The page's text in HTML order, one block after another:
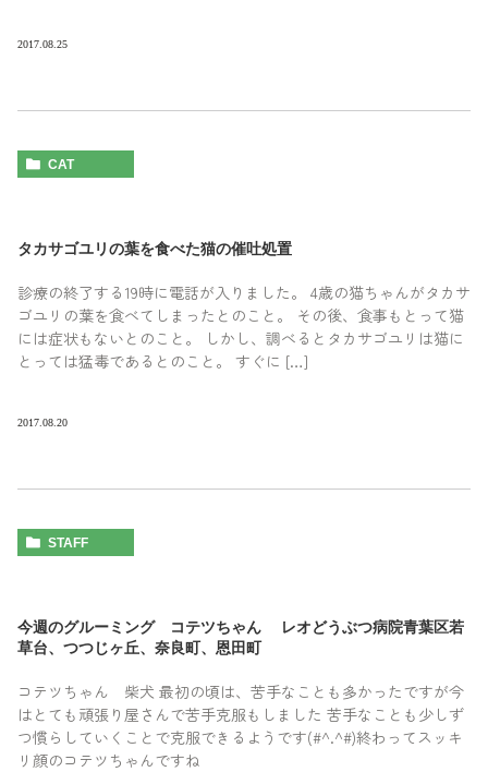
2017.08.25
CAT
タカサゴユリの葉を食べた猫の催吐処置
診療の終了する19時に電話が入りました。 4歳の猫ちゃんがタカサ
ゴユリの葉を食べてしまったとのこと。 その後、食事もとって猫
には症状もないとのこと。 しかし、調べるとタカサゴユリは猫に
とっては猛毒であるとのこと。 すぐに […]
2017.08.20
STAFF
今週のグルーミング コテツちゃん レオどうぶつ病院青葉区若
草台、つつじヶ丘、奈良町、恩田町
コテツちゃん 柴犬 最初の頃は、苦手なことも多かったですが今
はとても頑張り屋さんで苦手克服もしました 苦手なことも少しず
つ慣らしていくことで克服できるようです(#^.^#)終わってスッキ
リ顔のコテツちゃんですね